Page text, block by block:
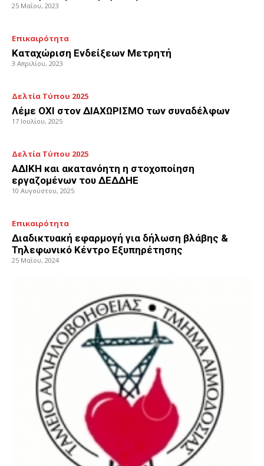
25 Μαΐου, 2023
Επικαιρότητα
Καταχώριση Ενδείξεων Μετρητή
3 Απριλίου, 2023
Δελτία Τύπου 2025
Λέμε ΟΧΙ στον ΔΙΑΧΩΡΙΣΜΟ των συναδέλφων
17 Ιουλίου, 2025
Δελτία Τύπου 2025
ΑΔΙΚΗ και ακατανόητη η στοχοποίηση
εργαζομένων του ΔΕΔΔΗΕ
10 Αυγούστου, 2025
Επικαιρότητα
Διαδικτυακή εφαρμογή για δήλωση βλάβης &
Τηλεφωνικό Κέντρο Εξυπηρέτησης
25 Μαΐου, 2024